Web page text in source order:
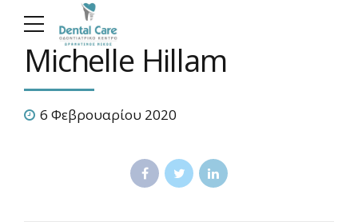
Michelle Hillam
6 Φεβρουαρίου 2020